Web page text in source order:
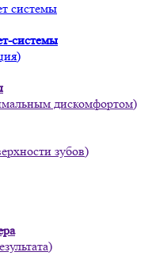
системы
системы
дискомфортом)
зубов)